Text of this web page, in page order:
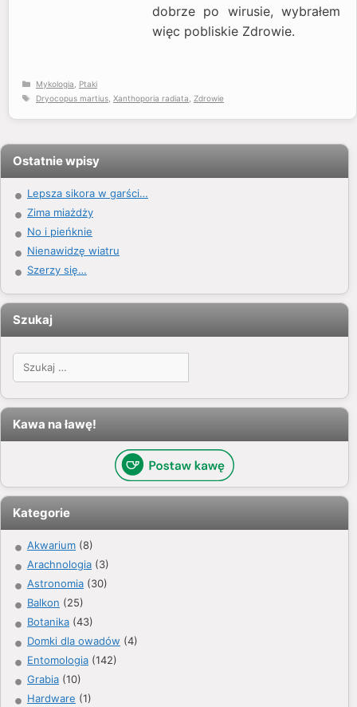
dobrze po wirusie, wybrałem
więc pobliskie Zdrowie.
Kategorie
Mykologia
Ptaki
Tagi
Dryocopus martius Xanthoporia radiata Zdrowie
Ostatnie wpisy
Lepsza sikora w garści…
Zima miażdży
No i pieńknie
Nienawidzę wiatru
Szerzy się…
Szukaj
Szukaj:
Kawa na ławę!
Kategorie
Akwarium (8)
Arachnologia (3)
Astronomia (30)
Balkon (25)
Botanika (43)
Domki dla owadów (4)
Entomologia (142)
Grabia (10)
Hardware (1)